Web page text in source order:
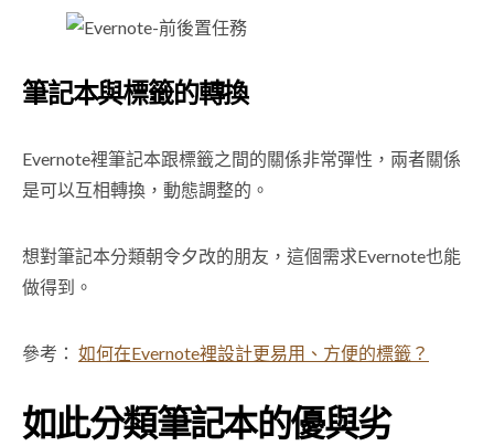
筆記本與標籤的轉換
Evernote裡筆記本跟標籤之間的關係非常彈性，兩者關係
是可以互相轉換，動態調整的。
想對筆記本分類朝令夕改的朋友，這個需求Evernote也能
做得到。
參考： 如何在Evernote裡設計更易用、方便的標籤？
如此分類筆記本的優與劣